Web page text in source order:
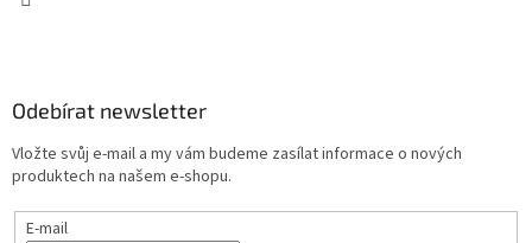
Odebírat newsletter
Vložte svůj e-mail a my vám budeme zasílat informace o nových
produktech na našem e-shopu.
E-mail